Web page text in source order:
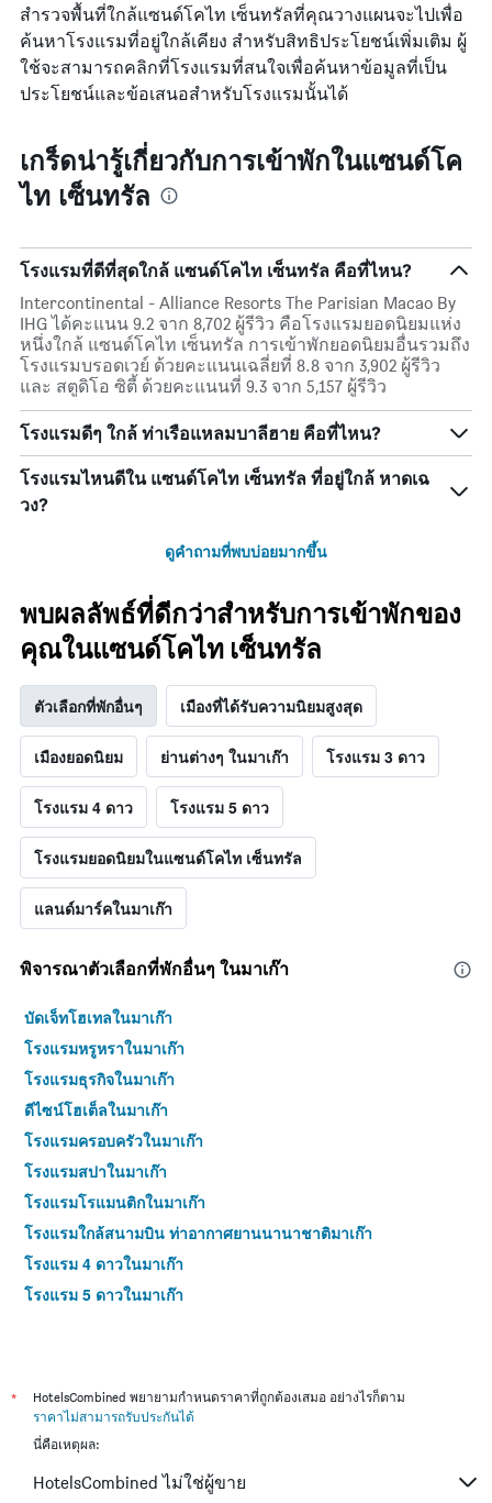
สำรวจพื้นที่ใกล้แซนด์โคไท เซ็นทรัลที่คุณวางแผนจะไปเพื่อ
ค้นหาโรงแรมที่อยู่ใกล้เคียง สำหรับสิทธิประโยชน์เพิ่มเติม ผู้
ใช้จะสามารถคลิกที่โรงแรมที่สนใจเพื่อค้นหาข้อมูลที่เป็น
ประโยชน์และข้อเสนอสำหรับโรงแรมนั้นได้
เกร็ดน่ารู้เกี่ยวกับการเข้าพักในแซนด์โค
ไท เซ็นทรัล
โรงแรมที่ดีที่สุดใกล้ แซนด์โคไท เซ็นทรัล คือที่ไหน?
Intercontinental - Alliance Resorts The Parisian Macao By
IHG ได้คะแนน 9.2 จาก 8,702 ผู้รีวิว คือโรงแรมยอดนิยมแห่ง
หนึ่งใกล้ แซนด์โคไท เซ็นทรัล การเข้าพักยอดนิยมอื่นรวมถึง
โรงแรมบรอดเวย์ ด้วยคะแนนเฉลี่ยที่ 8.8 จาก 3,902 ผู้รีวิว
และ สตูดิโอ ซิตี้ ด้วยคะแนนที่ 9.3 จาก 5,157 ผู้รีวิว
โรงแรมดีๆ ใกล้ ท่าเรือแหลมบาลีฮาย คือที่ไหน?
โรงแรมไหนดีใน แซนด์โคไท เซ็นทรัล ที่อยู่ใกล้ หาดเฉ
วง?
ดูคำถามที่พบบ่อยมากขึ้น
พบผลลัพธ์ที่ดีกว่าสำหรับการเข้าพักของ
คุณในแซนด์โคไท เซ็นทรัล
ตัวเลือกที่พักอื่นๆ เมืองที่ได้รับความนิยมสูงสุด
เมืองยอดนิยม ย่านต่างๆ ในมาเก๊า โรงแรม 3 ดาว
โรงแรม 4 ดาว โรงแรม 5 ดาว
โรงแรมยอดนิยมในแซนด์โคไท เซ็นทรัล
แลนด์มาร์คในมาเก๊า
พิจารณาตัวเลือกที่พักอื่นๆ ในมาเก๊า
บัดเจ็ทโฮเทลในมาเก๊า
โรงแรมหรูหราในมาเก๊า
โรงแรมธุรกิจในมาเก๊า
ดีไซน์โฮเต็ลในมาเก๊า
โรงแรมครอบครัวในมาเก๊า
โรงแรมสปาในมาเก๊า
โรงแรมโรแมนติกในมาเก๊า
โรงแรมใกล้สนามบิน ท่าอากาศยานนานาชาติมาเก๊า
โรงแรม 4 ดาวในมาเก๊า
โรงแรม 5 ดาวในมาเก๊า
*
HotelsCombined พยายามกำหนดราคาที่ถูกต้องเสมอ อย่างไรก็ตาม
ราคาไม่สามารถรับประกันได้
นี่คือเหตุผล:
HotelsCombined ไม่ใช่ผู้ขาย